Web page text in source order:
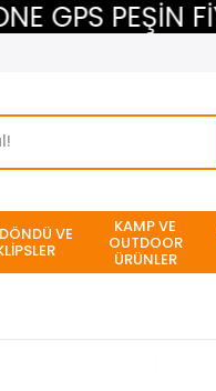
PEŞİN
VE KAMP VE
OUTDOOR
ÜRÜNLER